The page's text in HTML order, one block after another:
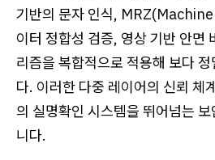
기반의 문자 인식,
이터 정합성 검증, 영상 기반 안면
리즘을 복합적으로 적용해 보다
다. 이러한 다중 레이어의 신뢰 체
의 실명확인 시스템을 뛰어넘는
니다.